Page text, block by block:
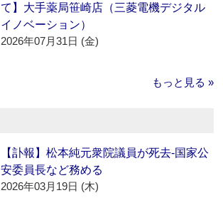
て】大手薬局笹崎店（三菱電機デジタル
イノベーション）
2026年07月31日 (金)
もっと見る »
【訃報】松本純元衆院議員が死去‐国家公
安委員長など務める
2026年03月19日 (木)